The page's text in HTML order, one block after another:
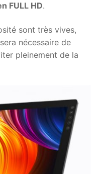
FULL HD.
sont très vives,
nécessaire de
pleinement de la